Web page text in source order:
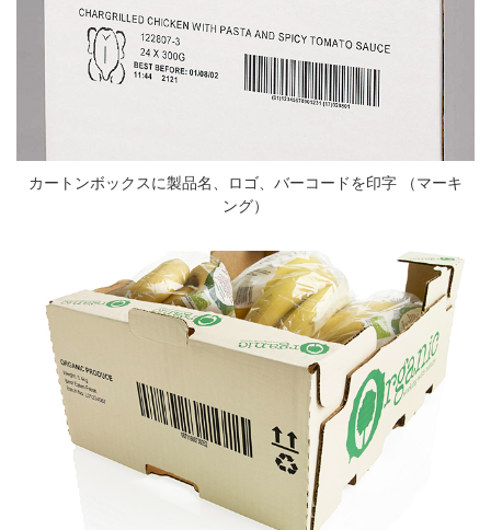
カートンボックスに製品名、ロゴ、バーコードを印字 （マーキ
ング）